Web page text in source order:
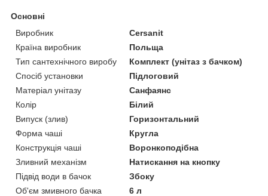
Основні
Виробник
Cersanit
Країна виробник
Польща
Тип сантехнічного виробу
Комплект (унітаз з бачком)
Спосіб установки
Підлоговий
Матеріал унітазу
Санфаянс
Колір
Білий
Випуск (злив)
Горизонтальний
Форма чаші
Кругла
Конструкція чаші
Воронкоподібна
Зливний механізм
Натискання на кнопку
Підвід води в бачок
Збоку
Об'єм змивного бачка
6 л